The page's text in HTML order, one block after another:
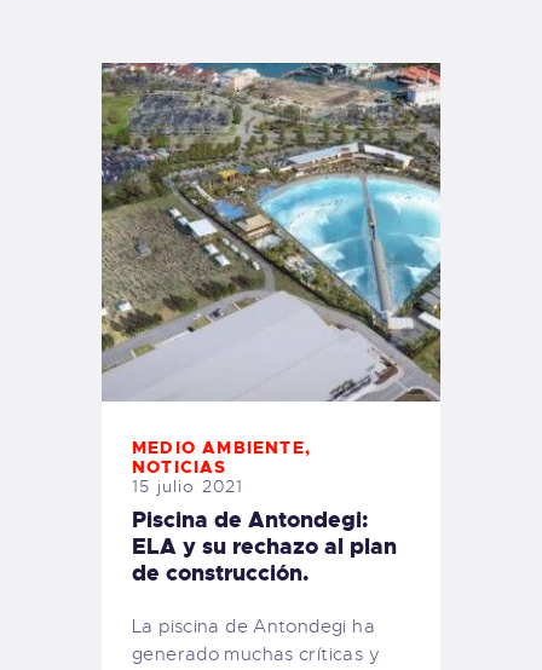
PEDIDOS
MEDIO AMBIENTE,
NOTICIAS
15 julio 2021
Piscina de Antondegi:
ELA y su rechazo al plan
de construcción.
La piscina de Antondegi ha
generado muchas críticas y